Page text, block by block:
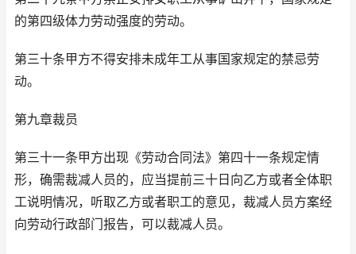
的第四级体力劳动强度的劳动。
第三十条甲方不得安排未成年工从事国家规定的禁忌劳
动。
第九章裁员
第三十一条甲方出现《劳动合同法》第四十一条规定情
形，确需裁减人员的，应当提前三十日向乙方或者全体职
工说明情况，听取乙方或者职工的意见，裁减人员方案经
向劳动行政部门报告，可以裁减人员。